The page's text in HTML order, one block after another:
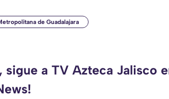
de Guadalajara
a TV Azteca Jalisco